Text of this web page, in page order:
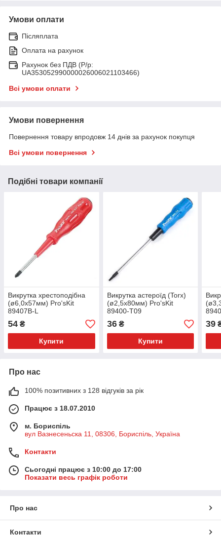
Умови оплати
Післяплата
Оплата на рахунок
Рахунок без ПДВ (Р/р:
UA353052990000026006021103466)
Всі умови оплати
Умови повернення
Повернення товару впродовж 14 днів за рахунок покупця
Всі умови повернення
Подібні товари компанії
Викрутка хрестоподібна
(ø6,0х57мм) Pro'sKit
89407B-L
54 ₴
Купити
Викрутка астероїд (Torx)
(ø2,5х80мм) Pro'sKit
89400-T09
36₴
Купити
39
Про нас
100% позитивних з 128 відгуків за рік
Працює з 18.07.2010
м. Бориспіль
вул Вазнесеньска 11, 08306, Бориспіль, Україна
Контакти
Сьогодні працює з 10:00 до 17:00
Показати весь графік роботи
Про нас
Контакти